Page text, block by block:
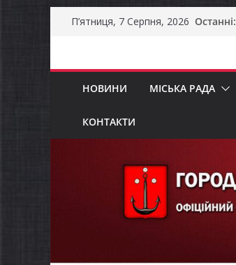
Перейти
П’ятниця, 7 Серпня, 2026 Останні:
НОВИНИ МІСЬКА РАДА
КОНТАКТИ